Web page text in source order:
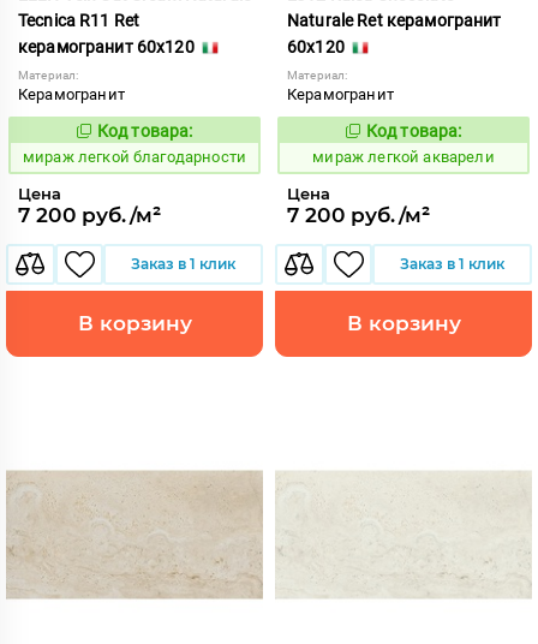
Tecnica R11 Ret
керамогранит 60x120
Материал:
Керамогранит
989878
Код товара:
мираж легкой благодарности
Цена
7 200 руб./м²
Заказ в 1 клик
В корзину
Naturale Ret керамогранит
60x120
Материал:
Керамогранит
989875
Код товара:
мираж легкой акварели
Цена
7 200 руб./м²
Заказ в 1 клик
В корзину